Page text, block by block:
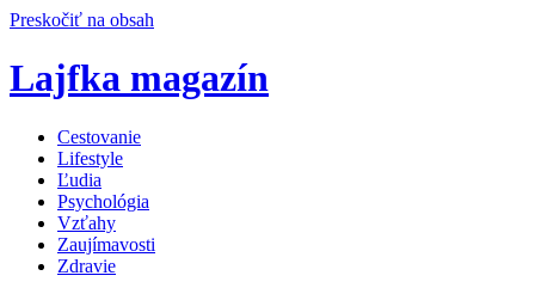
Preskočiť na obsah
Lajfka magazín
Cestovanie
Lifestyle
Ľudia
Psychológia
Vzťahy
Zaujímavosti
Zdravie